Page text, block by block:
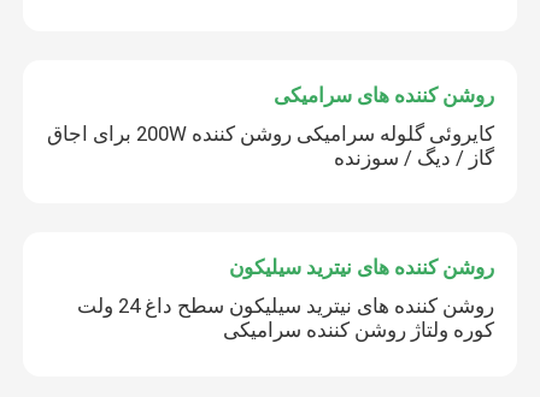
دستگاه اوزون خانگی
دستگاه ازن قابل حمل
روشن کننده های سرامیکی
کایروئی گلوله سرامیکی روشن کننده 200W برای اجاق
گاز / دیگ / سوزنده
روشن کننده های نیترید سیلیکون
روشن کننده های نیترید سیلیکون سطح داغ 24 ولت
کوره ولتاژ روشن کننده سرامیکی